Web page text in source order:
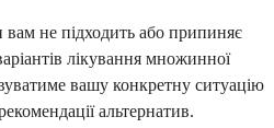
не підходить або припиняє
лікування множинної
вашу конкретну ситуацію
альтернатив.